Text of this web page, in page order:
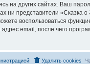
на других сайтах. Ваш
ни представители «Сказка
воспользоваться
email, после чего
Удалить cookies